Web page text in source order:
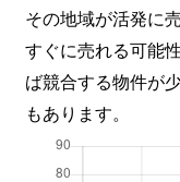
その地域が活発に
すぐに売れる可能
ば競合する物件が
もあります。